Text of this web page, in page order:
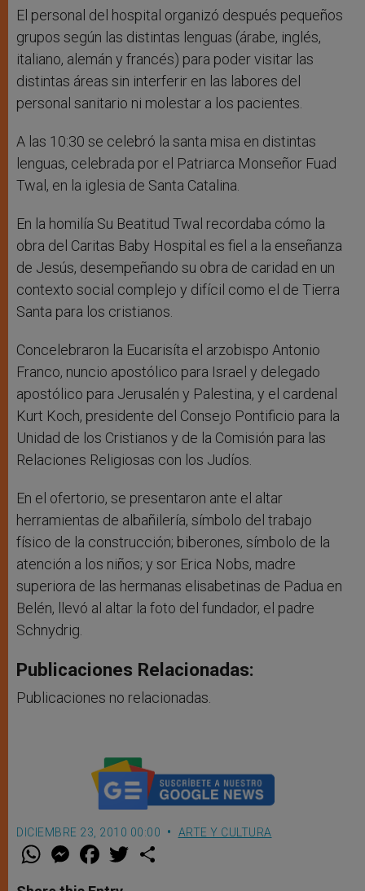
El personal del hospital organizó después pequeños
grupos según las distintas lenguas (árabe, inglés,
italiano, alemán y francés) para poder visitar las
distintas áreas sin interferir en las labores del
personal sanitario ni molestar a los pacientes.
A las 10:30 se celebró la santa misa en distintas
lenguas, celebrada por el Patriarca Monseñor Fuad
Twal, en la iglesia de Santa Catalina.
En la homilía Su Beatitud Twal recordaba cómo la
obra del Caritas Baby Hospital es fiel a la enseñanza
de Jesús, desempeñando su obra de caridad en un
contexto social complejo y difícil como el de Tierra
Santa para los cristianos.
Concelebraron la Eucarisíta el arzobispo Antonio
Franco, nuncio apostólico para Israel y delegado
apostólico para Jerusalén y Palestina, y el cardenal
Kurt Koch, presidente del Consejo Pontificio para la
Unidad de los Cristianos y de la Comisión para las
Relaciones Religiosas con los Judíos.
En el ofertorio, se presentaron ante el altar
herramientas de albañilería, símbolo del trabajo
físico de la construcción; biberones, símbolo de la
atención a los niños; y sor Erica Nobs, madre
superiora de las hermanas elisabetinas de Padua en
Belén, llevó al altar la foto del fundador, el padre
Schnydrig.
Publicaciones Relacionadas:
Publicaciones no relacionadas.
DICIEMBRE 23, 2010 00:00 ARTE Y CULTURA
W
t
M
e
s
F
a
e
w